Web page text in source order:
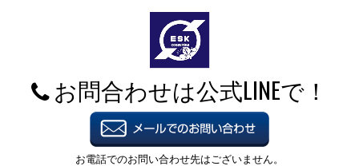
お問合わせは公式LINEで！
お電話でのお問い合わせ先はございません。